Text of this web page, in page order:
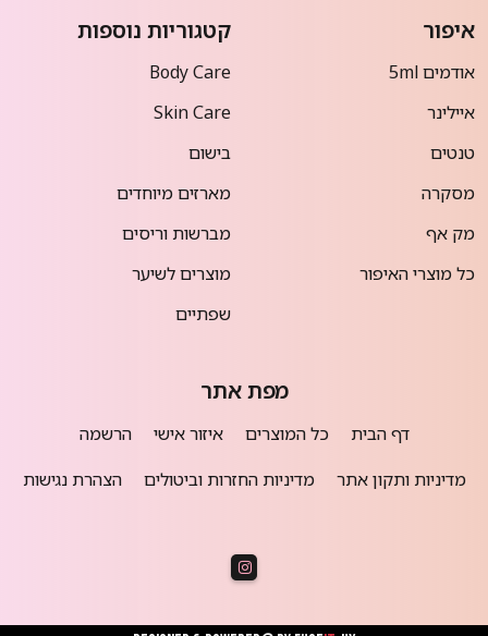
איפור
אודמים 5ml
איילינר
טנטים
מסקרה
מק אף
כל מוצרי האיפור
קטגוריות נוספות
Body Care
Skin Care
בישום
מארזים מיוחדים
מברשות וריסים
מוצרים לשיער
שפתיים
מפת אתר
דף הבית כל המוצרים איזור אישי
הרשמה
מדיניות ותקון אתר
מדיניות החזרות וביטולים הצהרת נגישות